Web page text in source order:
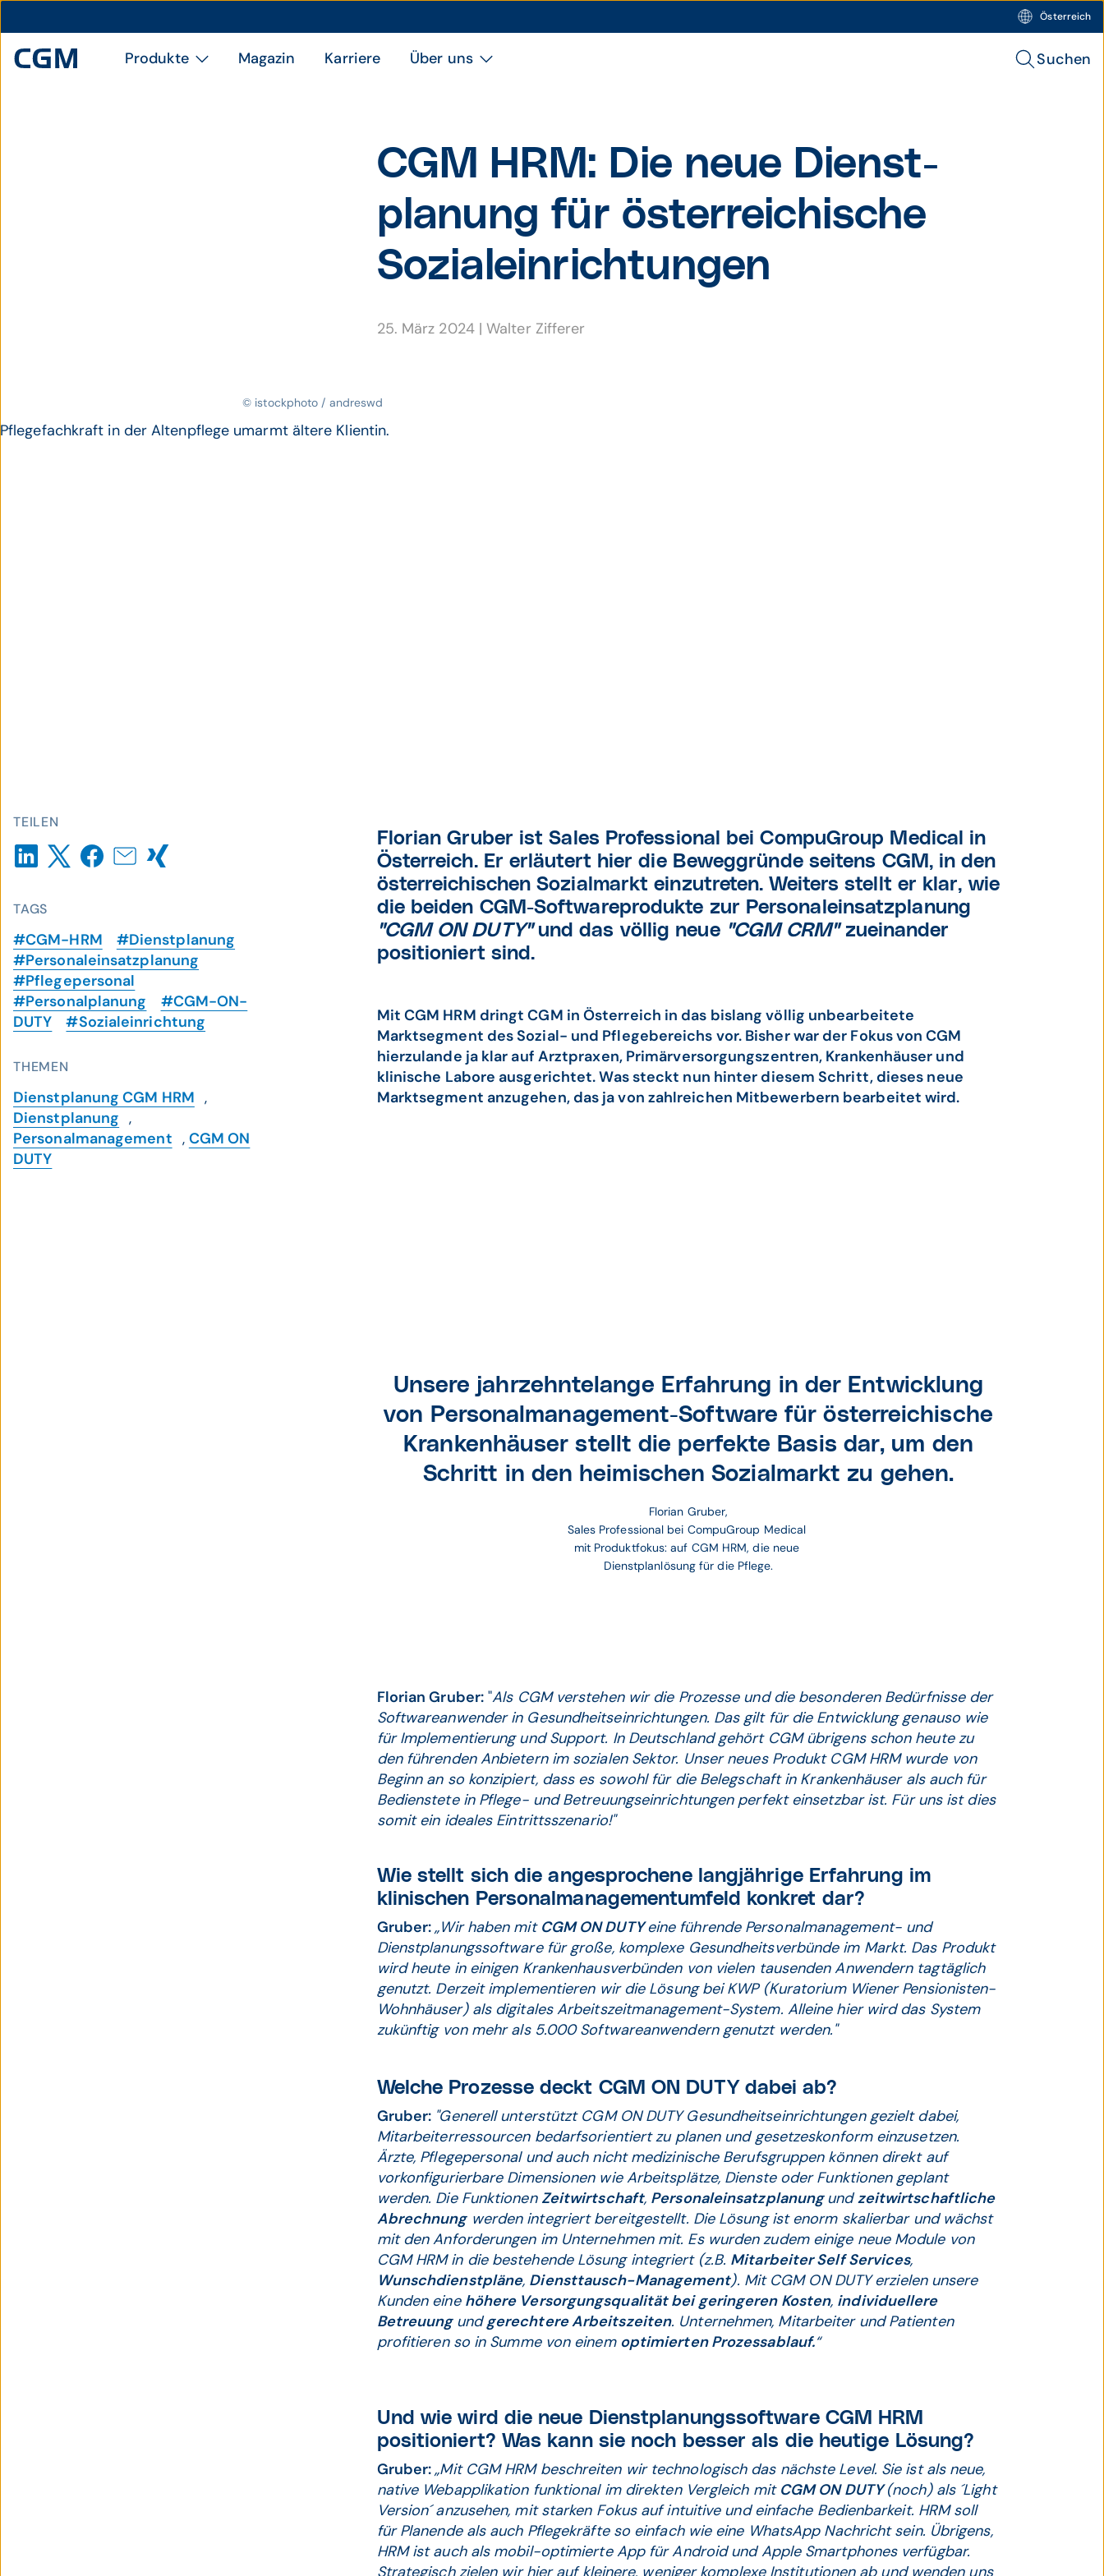
Österreich
Produkte Magazin Karriere Über uns Suchen
CGM HRM: Die neue Dienst­
planung für öster­reichi­sche
Sozial­ein­rich­tungen
25. März 2024 |Walter Zifferer
© istockphoto / andreswd
Pflegefachkraft in der Altenpflege umarmt ältere Klientin.
TEILEN
TAGS
#CGM-HRM
#Dienstplanung
#Personaleinsatzplanung
#Pflegepersonal
#Personalplanung
#CGM-ON-
DUTY
#Sozialeinrichtung
THEMEN
Dienstplanung CGM HRM ,
Dienstplanung ,
Personalmanagement , CGM ON
DUTY
Florian Gruber ist Sales Professional bei CompuGroup Medical in
Österreich. Er erläutert hier die Beweggründe seitens CGM, in den
österreichischen Sozialmarkt einzutreten. Weiters stellt er klar, wie
die beiden CGM-Softwareprodukte zur Personaleinsatzplanung
"CGM ON DUTY"und das völlig neue "CGM CRM" zueinander
positioniert sind.
Mit CGM HRM dringt CGM in Österreich in das bislang völlig unbearbeitete
Marktsegment des Sozial- und Pflegebereichs vor. Bisher war der Fokus von CGM
hierzulande ja klar auf Arztpraxen, Primärversorgungszentren, Krankenhäuser und
klinische Labore ausgerichtet. Was steckt nun hinter diesem Schritt, dieses neue
Marktsegment anzugehen, das ja von zahlreichen Mitbewerbern bearbeitet wird.
Professional CGM
Unsere jahrzehntelange Erfahrung in der Entwicklung
von Personal­manage­ment-Software für österreichische
Kranken­häuser stellt die perfekte Basis dar, um den
Schritt in den heimischen Sozialmarkt zu gehen.
Florian Gruber,
Sales Professional bei CompuGroup Medical
mit Produktfokus: auf CGM HRM, die neue
Dienstplanlösung für die Pflege.
Florian Gruber: "Als CGM verstehen wir die Prozesse und die besonderen Bedürfnisse der
Softwareanwender in Gesundheitseinrichtungen. Das gilt für die Entwicklung genauso wie
für Implementierung und Support. In Deutschland gehört CGM übrigens schon heute zu
den führenden Anbietern im sozialen Sektor. Unser neues Produkt CGM HRM wurde von
Beginn an so konzipiert, dass es sowohl für die Belegschaft in Krankenhäuser als auch für
Bedienstete in Pflege- und Betreuungseinrichtungen perfekt einsetzbar ist. Für uns ist dies
somit ein ideales Eintrittsszenario!"
Wie stellt sich die angesprochene langjährige Erfahrung im
klinischen Personalmanagementumfeld konkret dar?
Gruber:„Wir haben mit CGM ON DUTYeine führende Personalmanagement- und
Dienstplanungssoftware für große, komplexe Gesundheitsverbünde im Markt. Das Produkt
wird heute in einigen Krankenhausverbünden von vielen tausenden Anwendern tagtäglich
genutzt. Derzeit implementieren wir die Lösung bei KWP (Kuratorium Wiener Pensionisten-
Wohnhäuser) als digitales Arbeitszeitmanagement-System. Alleine hier wird das System
zukünftig von mehr als 5.000 Softwareanwendern genutzt werden."
Welche Prozesse deckt CGM ON DUTY dabei ab?
Gruber: "Generell unterstützt CGM ON DUTY Gesundheits­ein­rich­tungen gezielt dabei,
Mitarbeiterressourcen bedarfsorientiert zu planen und gesetzeskonform einzusetzen.
Ärzte, Pflegepersonal und auch nicht medizinische Berufsgruppen können direkt auf
vorkonfigurierbare Dimen­sionen wie Arbeitsplätze, Dienste oder Funktionen geplant
werden. Die Funktionen Zeitwirtschaft, Personaleinsatzplanungundzeitwirtschaftliche
Abrechnungwerden integriert bereitgestellt. Die Lösung ist enorm skalierbar und wächst
mit den Anforderungen im Unternehmen mit. Es wurden zudem einige neue Module von
CGM HRM in die bestehende Lösung integriert (z.B. Mitarbeiter Self Services,
Wunschdienstpläne, Diensttausch-Management). Mit CGM ON DUTY erzielen unsere
Kunden eine höhere Versorgungsqualität bei geringeren Kosten, indivi­duellere
Betreuung undgerechtere Arbeitszeiten. Unternehmen, Mitarbeiter und Patienten
profitieren so in Summe von einem optimierten Prozessablauf.“
Und wie wird die neue Dienstplanungssoftware CGM HRM
positioniert? Was kann sie noch besser als die heutige Lösung?
Gruber:„Mit CGM HRM beschreiten wir technologisch das nächste Level. Sie ist als neue,
native Webapplikation funktional im direkten Vergleich mit CGM ON DUTY(noch) als ´Light
Version´ anzusehen, mit starken Fokus auf intuitive und einfache Bedienbarkeit. HRM soll
für Planende als auch Pflegekräfte so einfach wie eine WhatsApp Nachricht sein. Übrigens,
HRM ist auch als mobil-optimierte App für Android und Apple Smartphones verfügbar.
Strategisch zielen wir hier auf kleinere, weniger komplexe Institutionen ab und wenden uns